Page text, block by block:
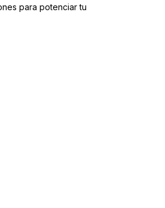
para potenciar tu